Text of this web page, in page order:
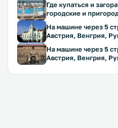
Где купаться и
городские и
На машине через 5
Австрия, Венгрия,
На машине через 5
Австрия, Венгрия,